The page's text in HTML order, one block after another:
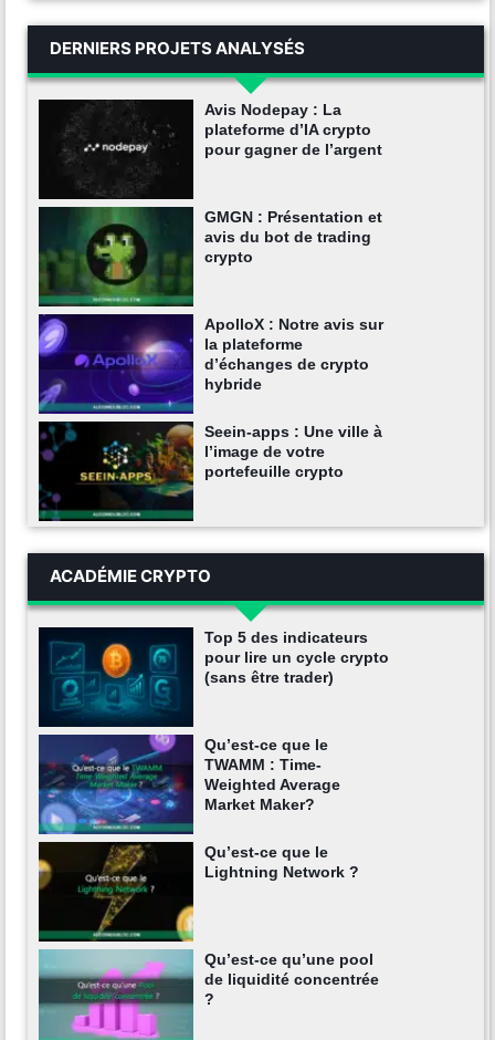
DERNIERS PROJETS ANALYSÉS
Avis Nodepay : La
plateforme d’IA crypto
pour gagner de l’argent
GMGN : Présentation et
avis du bot de trading
crypto
ApolloX : Notre avis sur
la plateforme
d’échanges de crypto
hybride
Seein-apps : Une ville à
l’image de votre
portefeuille crypto
ACADÉMIE CRYPTO
Top 5 des indicateurs
pour lire un cycle crypto
(sans être trader)
Qu’est-ce que le
TWAMM : Time-
Weighted Average
Market Maker?
Qu’est-ce que le
Lightning Network ?
Qu’est-ce qu’une pool
de liquidité concentrée
?